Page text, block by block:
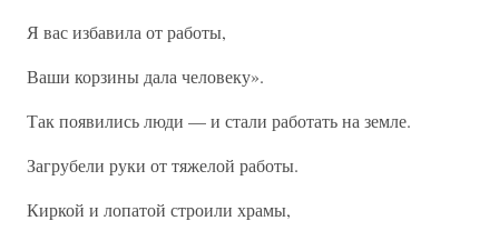
Я вас избавила от работы,
Ваши корзины дала человеку».
Так появились люди — и стали работать на земле.
Загрубели руки от тяжелой работы.
Киркой и лопатой строили храмы,